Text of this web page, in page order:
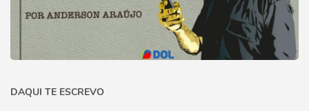
DAQUI TE ESCREVO